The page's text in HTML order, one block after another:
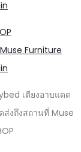
Muse Furniture
เตียงอาบแดด
ส่งถึงสถานที่ Muse